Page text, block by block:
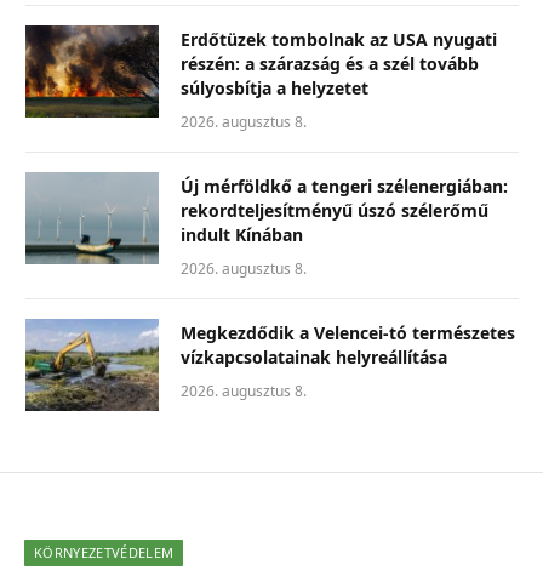
Erdőtüzek tombolnak az USA nyugati
részén: a szárazság és a szél tovább
súlyosbítja a helyzetet
2026. augusztus 8.
Új mérföldkő a tengeri szélenergiában:
rekordteljesítményű úszó szélerőmű
indult Kínában
2026. augusztus 8.
Megkezdődik a Velencei-tó természetes
vízkapcsolatainak helyreállítása
2026. augusztus 8.
KÖRNYEZETVÉDELEM